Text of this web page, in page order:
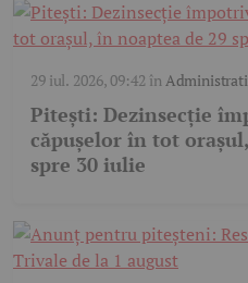
29 iul. 2026, 09:42 în
Pitești: Dezinsecție
căpușelor în tot
spre 30 iulie